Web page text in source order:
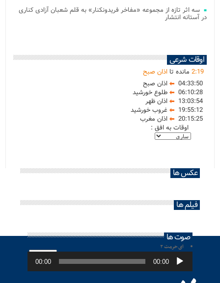
سه اثر تازه از مجموعه «مفاخر فریدونکنار» به قلم شعبان آزادی کناری
در آستانه انتشار
اوقات شرعی
2:19 مانده تا اذان صبح
04:33:50
اذان صبح
06:10:28
طلوع خورشید
13:03:54
اذان ظهر
19:55:12
غروب خورشید
20:15:25
اذان مغرب
اوقات به افق :
عکس ها
فیلم ها
صوت ها
ای حرمت ۲
پخش‌کننده
صوت 00:00
00:00